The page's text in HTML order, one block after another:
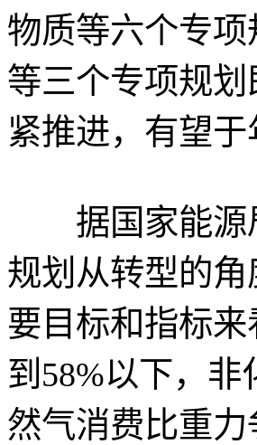
物质等六个专
等三个专项规
紧推进，有望
据国家能源局
规划从转型的
要目标和指标
到58%以下，
然气消费比重